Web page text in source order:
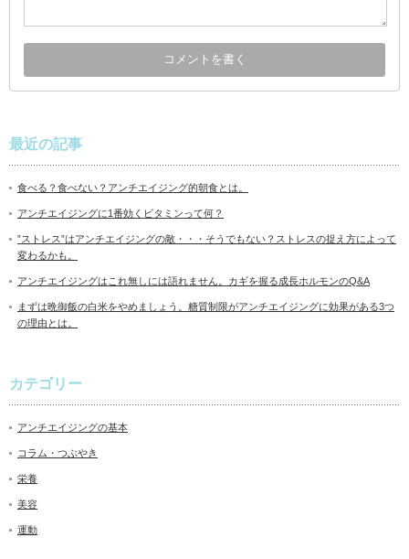
最近の記事
食べる？食べない？アンチエイジング的朝食とは。
アンチエイジングに1番効くビタミンって何？
”ストレス”はアンチエイジングの敵・・・そうでもない？ストレスの捉え方によって
変わるかも。
アンチエイジングはこれ無しには語れません。カギを握る成長ホルモンのQ&A
まずは晩御飯の白米をやめましょう。糖質制限がアンチエイジングに効果がある3つ
の理由とは。
カテゴリー
アンチエイジングの基本
コラム・つぶやき
栄養
美容
運動